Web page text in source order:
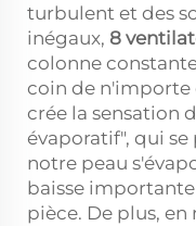
turbulent et des
inégaux, 8
colonne
coin de n'importe
crée la sensation
évaporatif", qui
notre peau
baisse
pièce. De plus,